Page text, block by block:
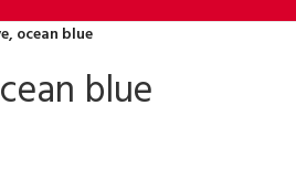
ocean blue
blue